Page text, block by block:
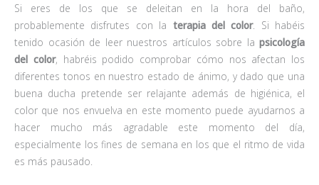
Si eres de los que se deleitan en la hora del baño,
probablemente disfrutes con la terapia del color. Si habéis
tenido ocasión de leer nuestros artículos sobre la psicología
del color, habréis podido comprobar cómo nos afectan los
diferentes tonos en nuestro estado de ánimo, y dado que una
buena ducha pretende ser relajante además de higiénica, el
color que nos envuelva en este momento puede ayudarnos a
hacer mucho más agradable este momento del día,
especialmente los fines de semana en los que el ritmo de vida
es más pausado.